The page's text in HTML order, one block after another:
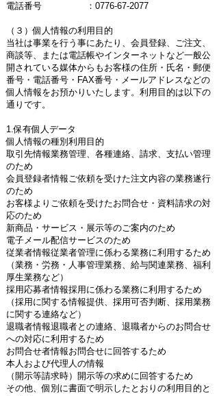
電話番号 ：0776-67-2077
（３）個人情報の利用目的
当社は事業を行う事にあたり、会員登録、ご注文、
商談等、または電話帳やインターネットなど一般公
開されている媒体からもお客様の住所・氏名・郵便
番号・電話番号・FAX番号・メールアドレスなどの
個人情報をお預かりいたします。利用目的は以下の
通りです。
1.保有個人データ
個人情報の種別利用目的
取引先情報業務管理、各種連絡、請求、支払い管理
のため
会員登録者情報ご依頼を受けた注文内容の業務遂行
のため
お客様よりご依頼を受けたお問合せ・資料請求の対
応のため
新商品・サービス・展示等のご案内のため
電子メール配信サービスのため
従業者情報従業者管理に係わる業務に利用するため
（業務・労務・人事管理業務、給与関連業務、福利
厚生業務など）
採用応募者情報採用に係わる業務に利用するため
（採用に関する情報提供、採用可否判断、採用業務
に関する連絡など）
退職者情報退職者との連絡、退職者からのお問合せ
への対応に利用するため
お問合せ者情報お問合せに回答するため
本人および代理人の情報
（開示等請求時）開示等の求めに回答するため
その他、個別に書面で明示したとおりの利用目的と